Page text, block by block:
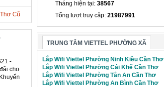
Cũ
-
cho
Tháng hiện tại: 38567
Tổng lượt truy cập: 21987991
TRUNG TÂM VIETTEL PHƯỜNG XÃ
Lắp Wifi Viettel Phường Ninh Kiều Cần Thơ
Lắp Wifi Viettel Phường Cái Khế Cần Thơ
Lắp Wifi Viettel Phường Tân An Cần Thơ
Lắp Wifi Viettel Phường An Bình Cần Thơ